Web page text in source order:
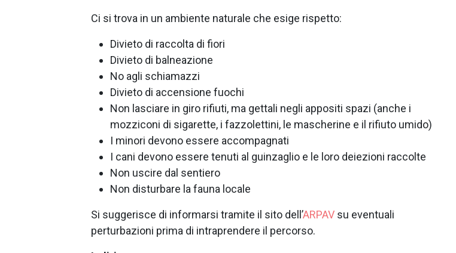
Ci si trova in un ambiente naturale che esige rispetto:
Divieto di raccolta di fiori
Divieto di balneazione
No agli schiamazzi
Divieto di accensione fuochi
Non lasciare in giro rifiuti, ma gettali negli appositi spazi (anche i
mozziconi di sigarette, i fazzolettini, le mascherine e il rifiuto umido)
I minori devono essere accompagnati
I cani devono essere tenuti al guinzaglio e le loro deiezioni raccolte
Non uscire dal sentiero
Non disturbare la fauna locale
Si suggerisce di informarsi tramite il sito dell’ARPAV su eventuali
perturbazioni prima di intraprendere il percorso.